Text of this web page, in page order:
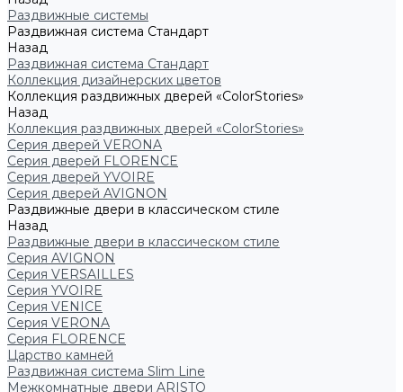
Раздвижные системы
Раздвижная система Стандарт
Назад
Раздвижная система Стандарт
Коллекция дизайнерских цветов
Коллекция раздвижных дверей «ColorStories»
Назад
Коллекция раздвижных дверей «ColorStories»
Серия дверей VERONA
Серия дверей FLORENCE
Серия дверей YVOIRE
Серия дверей AVIGNON
Раздвижные двери в классическом стиле
Назад
Раздвижные двери в классическом стиле
Серия AVIGNON
Серия VERSAILLES
Серия YVOIRE
Серия VENICE
Серия VERONA
Серия FLORENCE
Царство камней
Раздвижная система Slim Line
Межкомнатные двери ARISTO